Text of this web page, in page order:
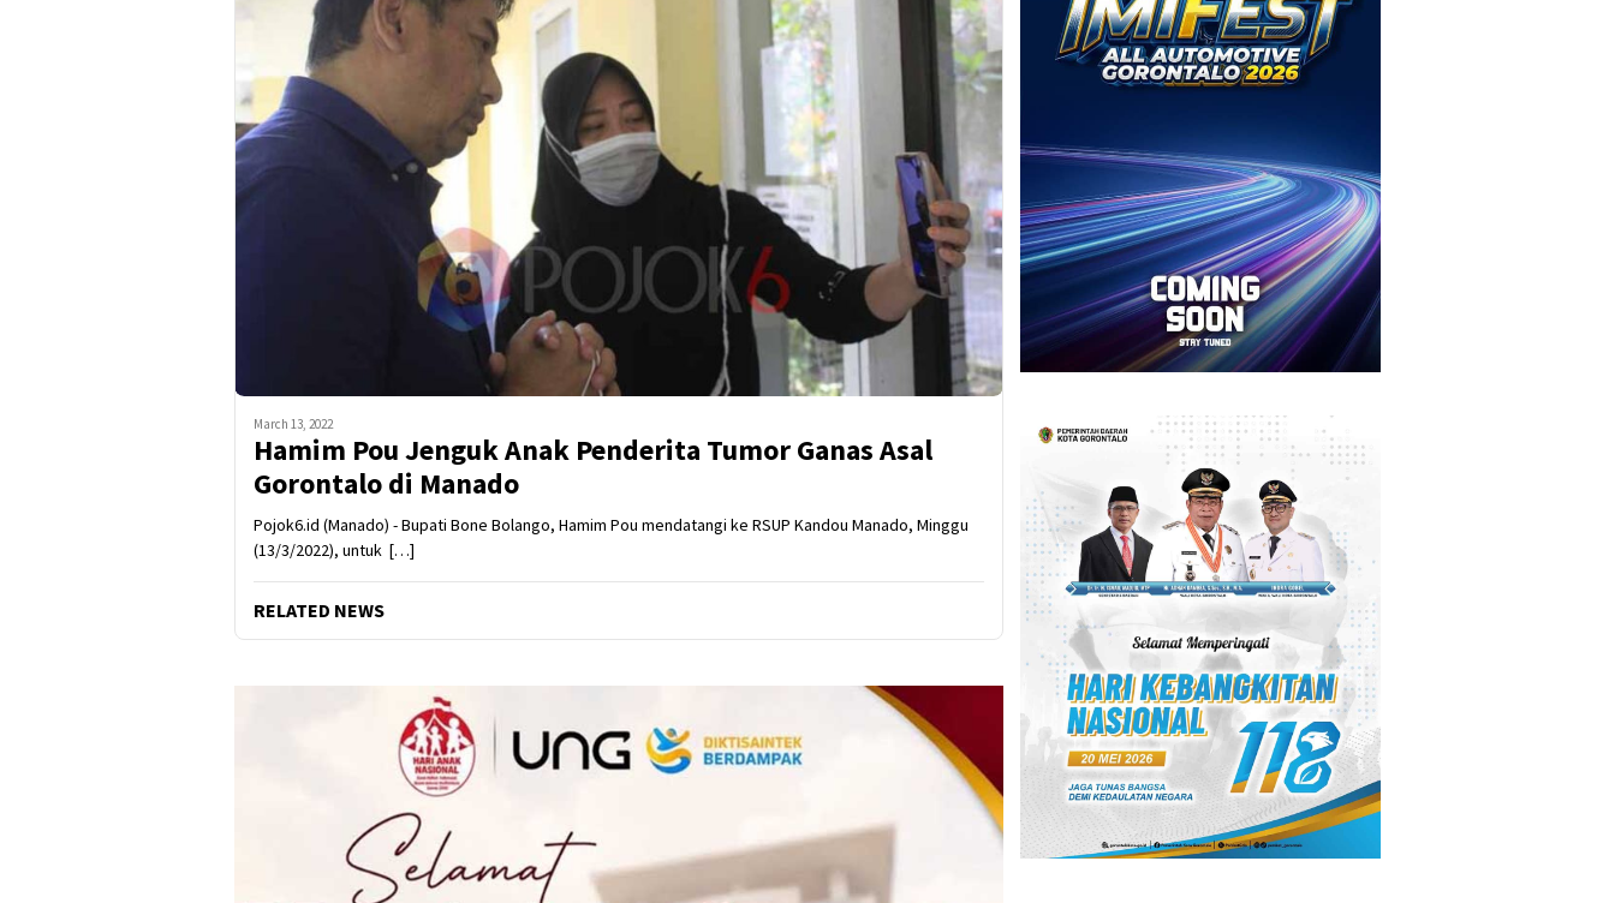
March 13, 2022
Hamim Pou Jenguk Anak Penderita Tumor Ganas Asal
Gorontalo di Manado
Pojok6.id (Manado) - Bupati Bone Bolango, Hamim Pou mendatangi ke RSUP Kandou Manado, Minggu
(13/3/2022), untuk […]
RELATED NEWS